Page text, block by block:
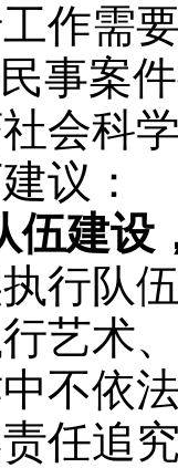
作需
事案
会科
议：
伍建设
行队
艺术
不依
任追